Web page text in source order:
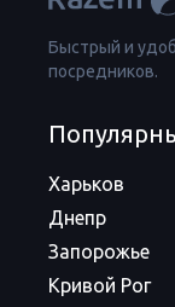
Быстрый и
посредников.
Харьков
Днепр
Запорожье
Кривой Рог